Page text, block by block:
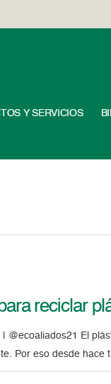
Y SERVICIOS
reciclar
| @ecoaliados21 El
Por eso desde hace